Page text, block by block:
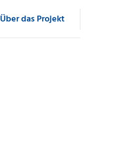
Über das Projekt